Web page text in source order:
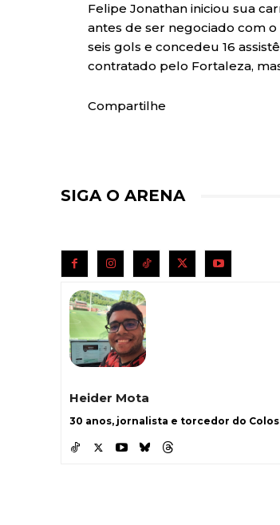
Felipe Jonathan iniciou sua
antes de ser negociado com
seis gols e concedeu 16
contratado pelo Fortaleza,
Compartilhe
SIGA O ARENA
Heider Mota
30 anos, jornalista e torcedor do